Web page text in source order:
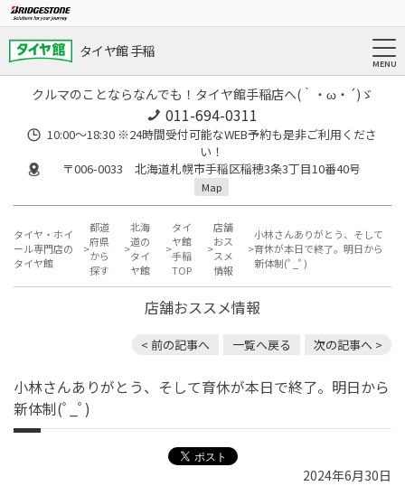
タイヤ館 手稲
クルマのことならなんでも！タイヤ館手稲店へ(｀・ω・´)ゞ
011-694-0311
10:00～18:30 ※24時間受付可能なWEB予約も是非ご利用くださ
い！
〒006-0033 北海道札幌市手稲区稲穂3条3丁目10番40号
Map
タイヤ・ホイ
ール専門店の
タイヤ館
都道
府県
から
探す
北海
道の
タイ
ヤ館
タイ
ヤ館
手稲
TOP
店舗
おス
スメ
情報
小林さんありがとう、そして
育休が本日で終了。明日から
新体制(ﾟ_ﾟ)
店舗おススメ情報
< 前の記事へ 一覧へ戻る 次の記事へ >
小林さんありがとう、そして育休が本日で終了。明日から
新体制(ﾟ_ﾟ)
2024年6月30日